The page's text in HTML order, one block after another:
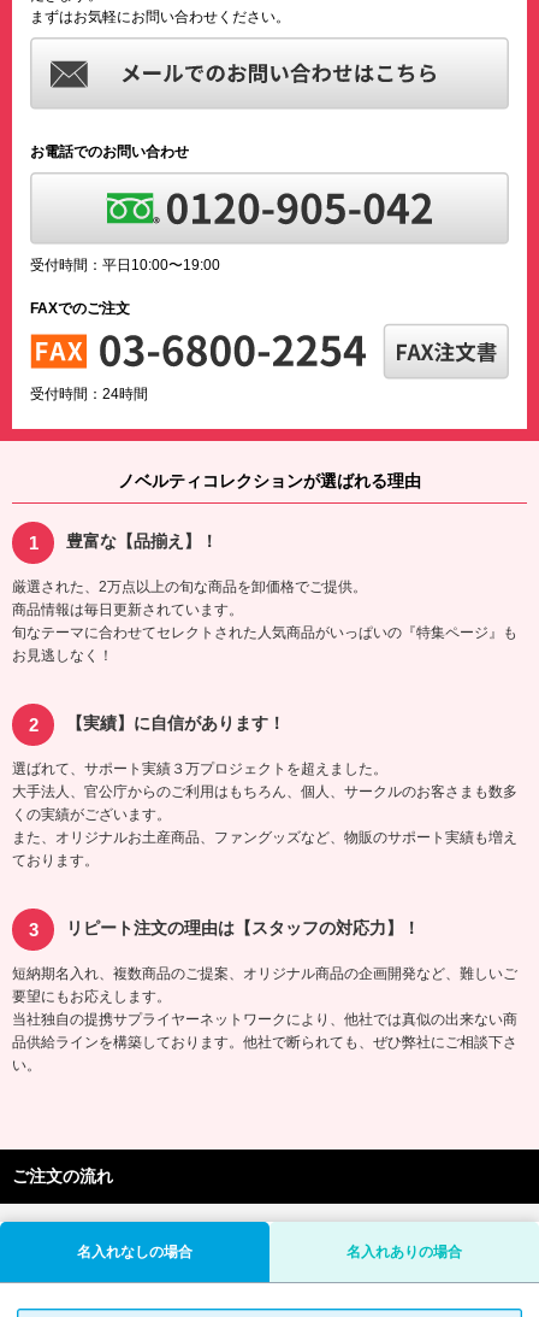
まずはお気軽にお問い合わせください。
お電話でのお問い合わせ
受付時間：平日10:00〜19:00
FAXでのご注文
受付時間：24時間
ノベルティコレクションが選ばれる理由
豊富な【品揃え】！
厳選された、2万点以上の旬な商品を卸価格でご提供。
商品情報は毎日更新されています。
旬なテーマに合わせてセレクトされた人気商品がいっぱいの『特集ページ』も
お見逃しなく！
【実績】に自信があります！
選ばれて、サポート実績３万プロジェクトを超えました。
大手法人、官公庁からのご利用はもちろん、個人、サークルのお客さまも数多
くの実績がございます。
また、オリジナルお土産商品、ファングッズなど、物販のサポート実績も増え
ております。
リピート注文の理由は【スタッフの対応力】！
短納期名入れ、複数商品のご提案、オリジナル商品の企画開発など、難しいご
要望にもお応えします。
当社独自の提携サプライヤーネットワークにより、他社では真似の出来ない商
品供給ラインを構築しております。他社で断られても、ぜひ弊社にご相談下さ
い。
ご注文の流れ
名入れなしの場合 名入れありの場合